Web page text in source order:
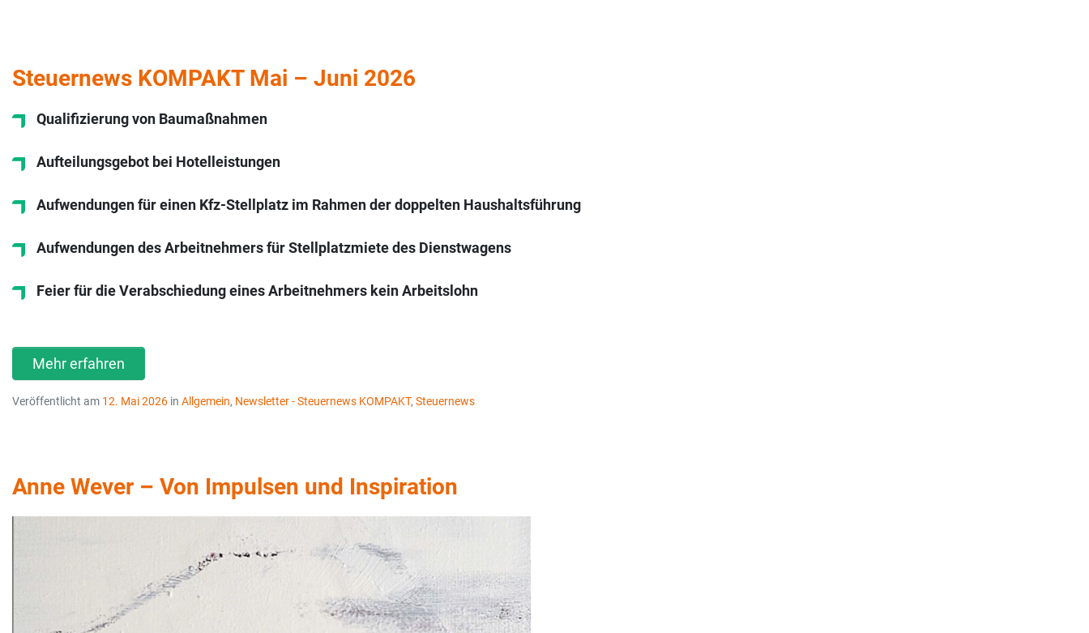
Steuernews KOMPAKT Mai – Juni 2026
Qualifizierung von Baumaßnahmen
Aufteilungsgebot bei Hotelleistungen
Aufwendungen für einen Kfz-Stellplatz im Rahmen der doppelten Haushaltsführung
Aufwendungen des Arbeitnehmers für Stellplatzmiete des Dienstwagens
Feier für die Verabschiedung eines Arbeitnehmers kein Arbeitslohn
Mehr erfahren
Veröffentlicht am 12. Mai 2026 in Allgemein, Newsletter - Steuernews KOMPAKT, Steuernews
Anne Wever – Von Impulsen und Inspiration